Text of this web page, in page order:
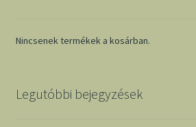
Nincsenek termékek a kosárban.
Legutóbbi bejegyzések